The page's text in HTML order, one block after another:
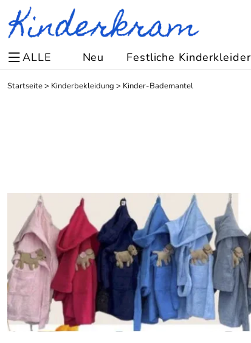
ALLE Neu Festliche Kinderkleider
Startseite> Kinderbekleidung > Kinder-Bademantel